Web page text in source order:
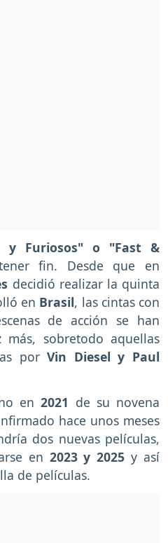
y Furiosos" o "Fast &
fin. Desde que en
decidió realizar la quinta
en Brasil, las cintas con
de acción se han
más, sobretodo aquellas
porVin Diesel y Paul
en 2021 de su novena
hace unos meses
dos nuevas películas,
en 2023 y 2025 y así
de películas.